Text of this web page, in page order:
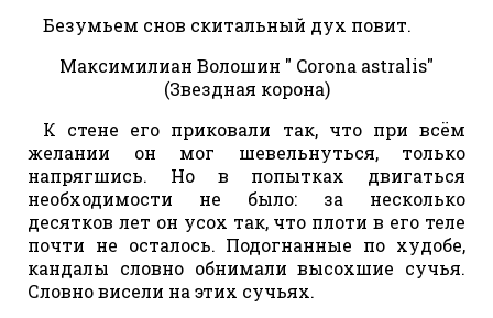
Безумьем снов скитальный дух повит.
Максимилиан Волошин " Corona astralis"
(Звездная корона)
К стене его приковали так, что при всём
желании он мог шевельнуться, только
напрягшись. Но в попытках двигаться
необходимости не было: за несколько
десятков лет он усох так, что плоти в его теле
почти не осталось. Подогнанные по худобе,
кандалы словно обнимали высохшие сучья.
Словно висели на этих сучьях.